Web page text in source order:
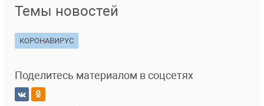
Темы новостей
КОРОНАВИРУС
Поделитесь материалом в соцсетях